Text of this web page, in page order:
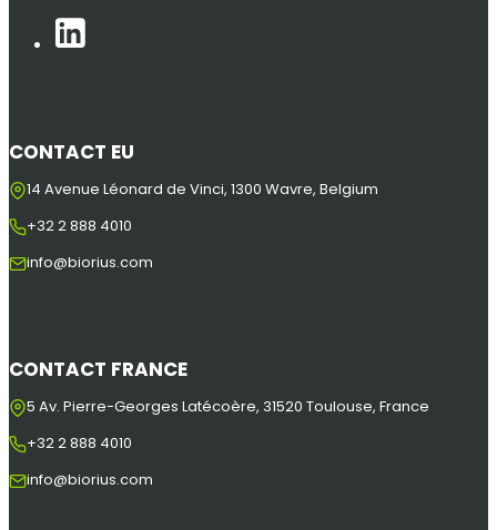
CONTACT EU
14 Avenue Léonard de Vinci, 1300 Wavre, Belgium
+32 2 888 4010
info@biorius.com
CONTACT FRANCE
5 Av. Pierre-Georges Latécoère, 31520 Toulouse, France
+32 2 888 4010
info@biorius.com